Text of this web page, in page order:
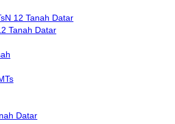
12 Tanah Datar
Tanah Datar
Datar